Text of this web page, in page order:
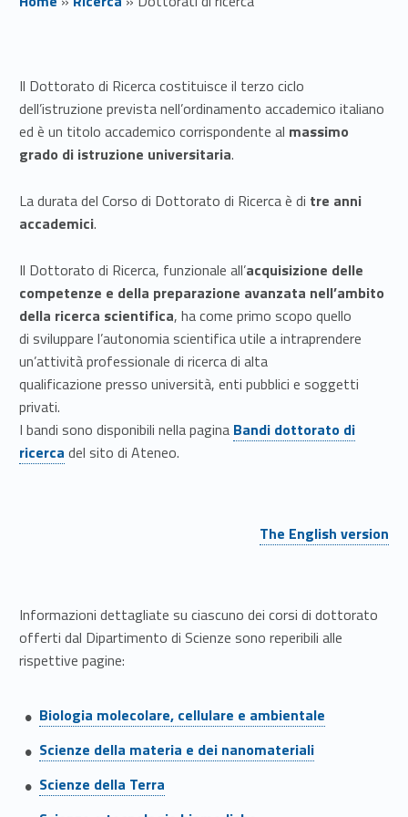
Il Dottorato di Ricerca costituisce il terzo ciclo
dell’istruzione prevista nell’ordinamento accademico italiano
ed è un titolo accademico corrispondente al massimo
grado di istruzione universitaria.
La durata del Corso di Dottorato di Ricerca è di tre anni
accademici.
Il Dottorato di Ricerca, funzionale all’acquisizione delle
competenze e della preparazione avanzata nell’ambito
della ricerca scientifica, ha come primo scopo quello
di sviluppare l’autonomia scientifica utile a intraprendere
un’attività professionale di ricerca di alta
qualificazione presso università, enti pubblici e soggetti
privati.
I bandi sono disponibili nella pagina Bandi dottorato di
ricerca del sito di Ateneo.
Link identifier #identifier__155943-1
The English version
Informazioni dettagliate su ciascuno dei corsi di dottorato
offerti dal Dipartimento di Scienze sono reperibili alle
rispettive pagine:
Biologia molecolare, cellulare e ambientale
Link identifier #identifier__150568-3
Scienze della materia e dei nanomateriali
Link identifier #identifier__177103-4
Scienze della Terra
Link identifier #identifier__21311-5